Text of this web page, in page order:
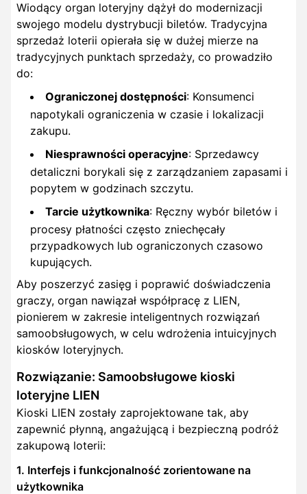
Wiodący organ loteryjny dążył do modernizacji
swojego modelu dystrybucji biletów. Tradycyjna
sprzedaż loterii opierała się w dużej mierze na
tradycyjnych punktach sprzedaży, co prowadziło
do:
Ograniczonej dostępności: Konsumenci
napotykali ograniczenia w czasie i lokalizacji
zakupu.
Niesprawności operacyjne: Sprzedawcy
detaliczni borykali się z zarządzaniem zapasami i
popytem w godzinach szczytu.
Tarcie użytkownika: Ręczny wybór biletów i
procesy płatności często zniechęcały
przypadkowych lub ograniczonych czasowo
kupujących.
Aby poszerzyć zasięg i poprawić doświadczenia
graczy, organ nawiązał współpracę z LIEN,
pionierem w zakresie inteligentnych rozwiązań
samoobsługowych, w celu wdrożenia intuicyjnych
kiosków loteryjnych.
Rozwiązanie: Samoobsługowe kioski
loteryjne LIEN
Kioski LIEN zostały zaprojektowane tak, aby
zapewnić płynną, angażującą i bezpieczną podróż
zakupową loterii:
1. Interfejs i funkcjonalność zorientowane na
użytkownika